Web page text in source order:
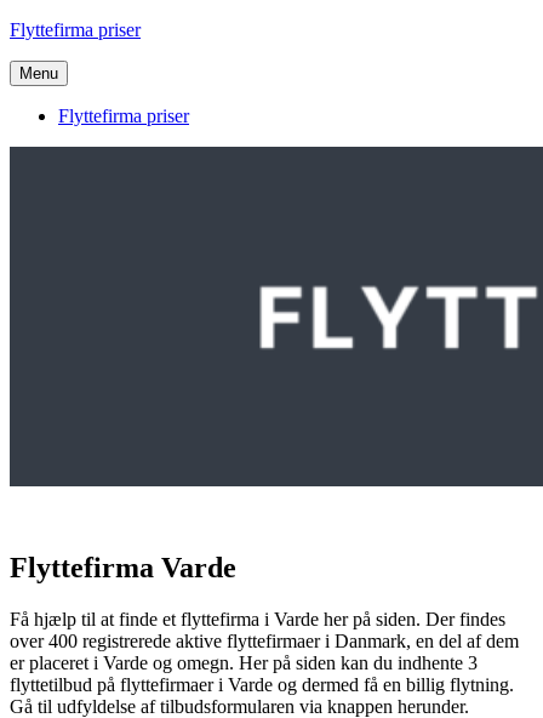
Videre
indhold
Flyttefirma priser
Menu
Flyttefirma priser
Flyttefirma Varde
Få hjælp til at finde et flyttefirma i Varde her på siden. Der findes
over 400 registrerede aktive flyttefirmaer i Danmark, en del af dem
er placeret i Varde og omegn. Her på siden kan du indhente 3
flyttetilbud på flyttefirmaer i Varde og dermed få en billig flytning.
Gå til udfyldelse af tilbudsformularen via knappen herunder.